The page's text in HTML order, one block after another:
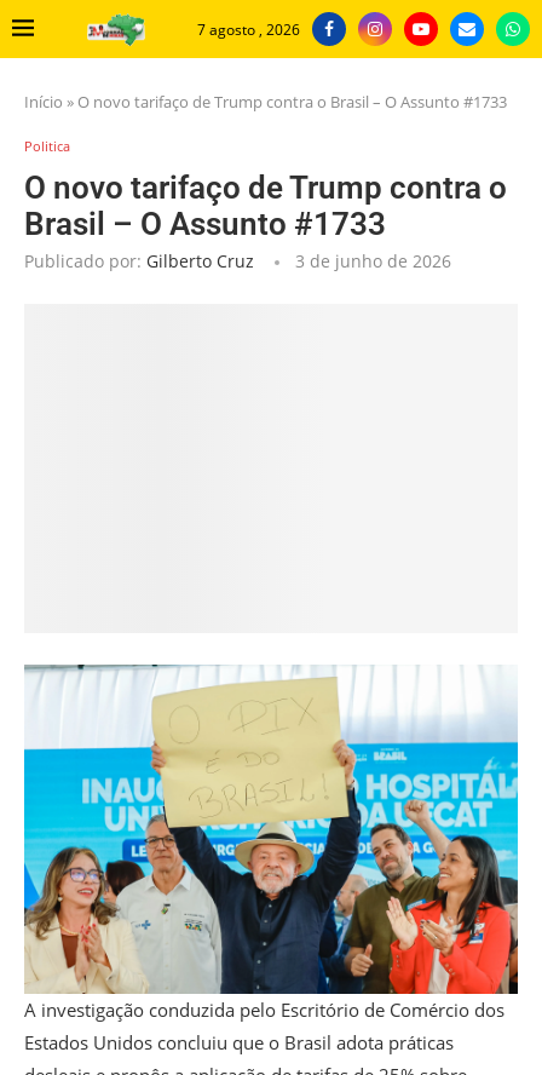
7 agosto , 2026
Início » O novo tarifaço de Trump contra o Brasil – O Assunto #1733
Politica
O novo tarifaço de Trump contra o
Brasil – O Assunto #1733
Publicado por: Gilberto Cruz 3 de junho de 2026
A investigação conduzida pelo Escritório de Comércio dos
Estados Unidos concluiu que o Brasil adota práticas